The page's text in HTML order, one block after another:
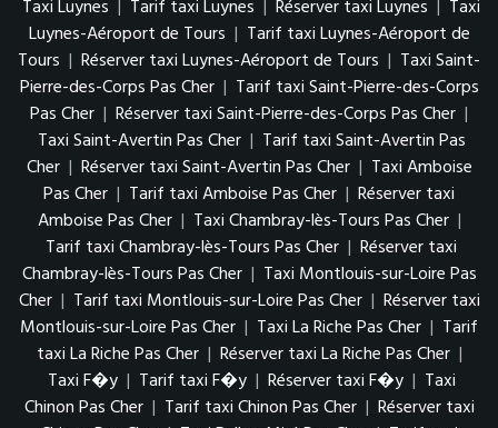
Taxi Luynes | Tarif taxi Luynes | Réserver taxi Luynes | Taxi
Luynes-Aéroport de Tours | Tarif taxi Luynes-Aéroport de
Tours | Réserver taxi Luynes-Aéroport de Tours | Taxi Saint-
Pierre-des-Corps Pas Cher | Tarif taxi Saint-Pierre-des-Corps
Pas Cher | Réserver taxi Saint-Pierre-des-Corps Pas Cher |
Taxi Saint-Avertin Pas Cher | Tarif taxi Saint-Avertin Pas
Cher | Réserver taxi Saint-Avertin Pas Cher | Taxi Amboise
Pas Cher | Tarif taxi Amboise Pas Cher | Réserver taxi
Amboise Pas Cher | Taxi Chambray-lès-Tours Pas Cher |
Tarif taxi Chambray-lès-Tours Pas Cher | Réserver taxi
Chambray-lès-Tours Pas Cher | Taxi Montlouis-sur-Loire Pas
Cher | Tarif taxi Montlouis-sur-Loire Pas Cher | Réserver taxi
Montlouis-sur-Loire Pas Cher | Taxi La Riche Pas Cher | Tarif
taxi La Riche Pas Cher | Réserver taxi La Riche Pas Cher |
Taxi F�y | Tarif taxi F�y | Réserver taxi F�y | Taxi
Chinon Pas Cher | Tarif taxi Chinon Pas Cher | Réserver taxi